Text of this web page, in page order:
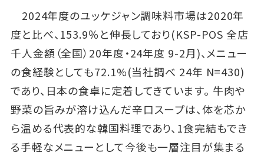
2024年度のユッケジャン調味料市場は2020年
度と比べ、153.9％と伸長しており(KSP-POS 全店
千人金額（全国）20年度・24年度 9-2月)、メニュー
の食経験としても72.1%(当社調べ 24年 N=430)
であり、日本の食卓に定着してきています。 牛肉や
野菜の旨みが溶け込んだ辛口スープは、体を芯か
ら温める代表的な韓国料理であり、1食完結もでき
る手軽なメニューとして今後も一層注目が集まる